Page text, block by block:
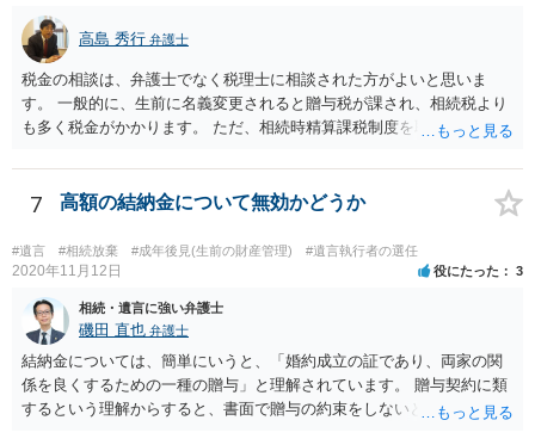
高島 秀行 弁護士
税金の相談は、弁護士でなく税理士に相談された方がよいと思いま
す。 一般的に、生前に名義変更されると贈与税が課され、相続税より
も多く税金がかかります。 ただ、相続時精算課税制度を取れば、実質
ういう場合にどれくらい税金がかかるか計算してもらって どういう方
針を取るか決められたらよいと思います。
7 高額の結納金について無効かどうか
#遺言 #相続放棄 #成年後見(生前の財産管理) #遺言執行者の選任
2020年11月12日 役にたった 3
相続・遺言に強い弁護士
磯田 直也 弁護士
結納金については、簡単にいうと、「婚約成立の証であり、両家の関
係を良くするための一種の贈与」と理解されています。 贈与契約に類
するという理解からすると、書面で贈与の約束をしないと相手方は支